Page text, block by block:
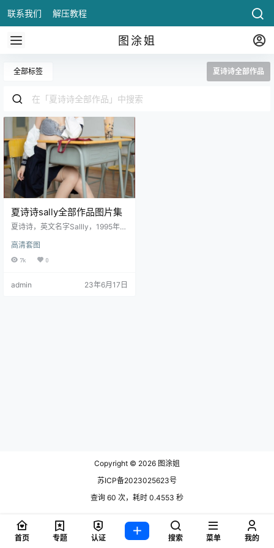
联系我们 解压教程
图涂姐
全部标签 夏诗诗全部作品
夏诗诗sally全部作品图片集
夏诗诗，英文名字Sallly，1995年12
165CM，体重45kg，平面Model、
围脖网荭，有着美丽颜值，动人身
头前的她美丽动人,身.
高清套图
7k 0
admin 23年6月17日
Copyright © 2026 图涂姐
苏ICP备2023025623号
查询 60 次，耗时 0.4553 秒
首页 专题 认证 搜索 菜单 我的